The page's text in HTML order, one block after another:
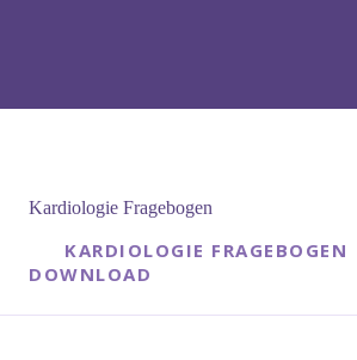
Kardiologie Fragebogen
KARDIOLOGIE FRAGEBOGEN
DOWNLOAD